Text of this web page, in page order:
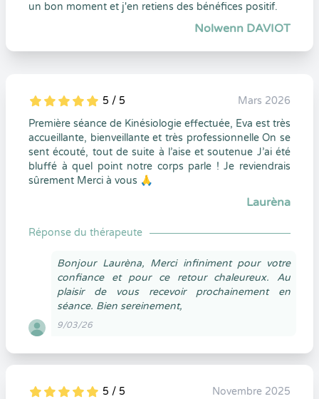
un bon moment et j'en retiens des bénéfices positif.
Nolwenn DAVIOT
5
1
5
0 5 / 5
Mars 2026
Première séance de Kinésiologie effectuée, Eva est très
accueillante, bienveillante et très professionnelle On se
sent écouté, tout de suite à l’aise et soutenue J’ai été
bluffé à quel point notre corps parle ! Je reviendrais
sûrement Merci à vous 🙏
Laurèna
Réponse du thérapeute
Bonjour Laurèna, Merci infiniment pour votre
confiance et pour ce retour chaleureux. Au
plaisir de vous recevoir prochainement en
séance. Bien sereinement,
9/03/26
5 / 5 Novembre 2025